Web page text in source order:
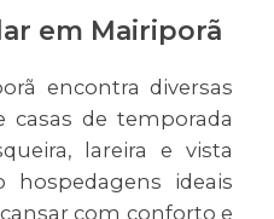
em Mairiporã
encontra diversas
casas de temporada
lareira e vista
hospedagens ideais
com conforto e